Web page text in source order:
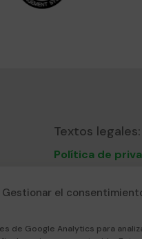
Gestionar el
de Google Analytics para
Textos legales:
Política de
Política de